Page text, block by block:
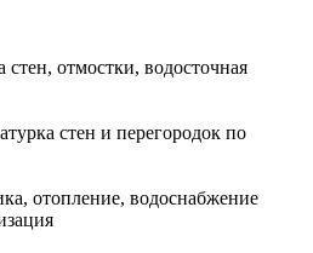
отмостки, водосточная
стен и перегородок по
отопление, водоснабжение